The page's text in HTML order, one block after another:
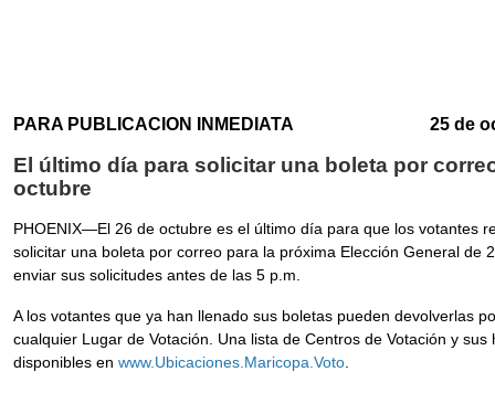
PARA PUBLICACION INMEDIATA 25 de
El último día para solicitar una boleta por
octubre
PHOENIX—El 26 de octubre es el último día para que los votantes
solicitar una boleta por correo para la próxima Elección General de
enviar sus solicitudes antes de las 5 p.m.
A los votantes que ya han llenado sus boletas pueden devolverlas
cualquier Lugar de Votación. Una lista de Centros de Votación y
disponibles en www.Ubicaciones.Maricopa.Voto